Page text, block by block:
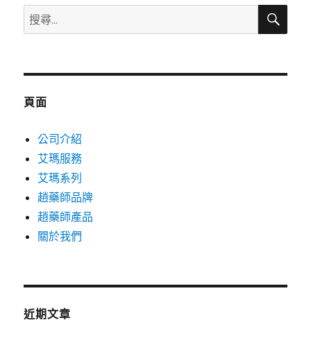
搜
尋
鍵
搜
頁面
公司介紹
艾瑪服務
艾瑪系列
趙藥師品牌
趙藥師產品
關於我們
近期文章